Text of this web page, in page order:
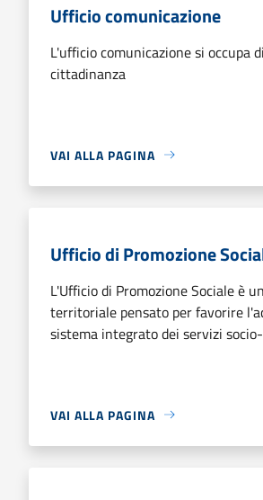
Ufficio comunicazione
L'ufficio comunicazione si occupa
cittadinanza
VAI ALLA PAGINA
Ufficio di Promozione
L'Ufficio di Promozione Sociale è
territoriale pensato per favorire
sistema integrato dei servizi
VAI ALLA PAGINA